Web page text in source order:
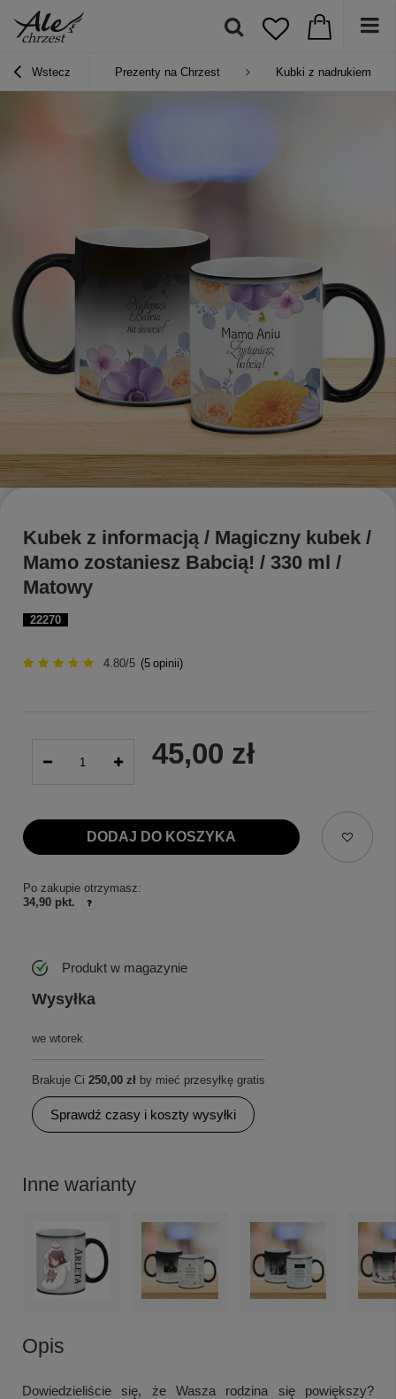
Wstecz Prezenty na Chrzest Kubki z nadrukiem
22270
Kubek z informacją / Magiczny kubek /
Mamo zostaniesz Babcią! / 330 ml /
Matowy
4.80/5 (5 opinii)
45,00 zł
DODAJ DO KOSZYKA
Po zakupie otrzymasz:
34,90 pkt.
Produkt w magazynie
Wysyłka
we wtorek
Brakuje Ci 250,00 zł by mieć przesyłkę gratis
Sprawdź czasy i koszty wysyłki
Inne warianty
Opis
Dowiedzieliście się, że Wasza rodzina się powiększy?